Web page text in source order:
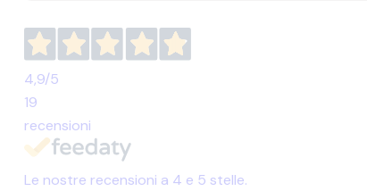
4,9/5
19
recensioni
Le nostre recensioni a 4 e 5 stelle.